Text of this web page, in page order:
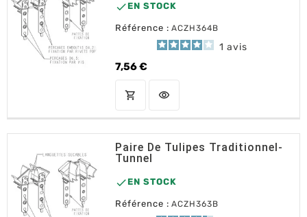
 EN STOCK
Référence : ACZH364B
1 avis
7,56 €
Prix
shopping_cart AJOUTER AU PANIER
visibility
Paire De Tulipes Traditionnel-
Tunnel
 EN STOCK
Référence : ACZH363B